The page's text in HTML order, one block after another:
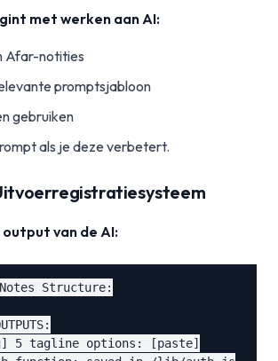
met werken aan AI:
Afar-notities
promptsjabloon
gebruiken
als je deze verbetert.
van de AI:
Structure:
5 tagline options: [paste]